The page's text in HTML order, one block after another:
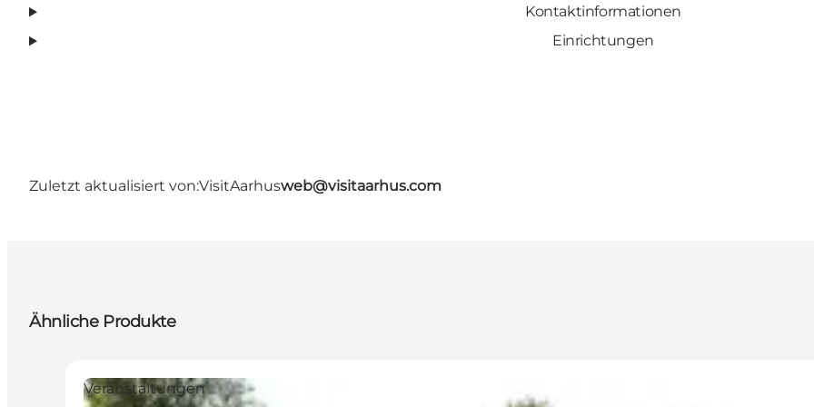
Kontaktinformationen
Einrichtungen
Zuletzt aktualisiert von:VisitAarhusweb@visitaarhus.com
Ähnliche Produkte
Veranstaltungen